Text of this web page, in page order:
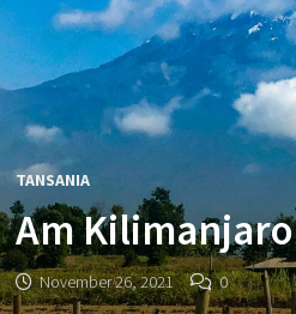
TANSANIA
Am Kilimanjaro
November 26, 2021 0